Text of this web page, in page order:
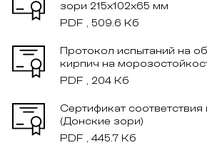
зори 215x102x65 мм
PDF , 509.6 Кб
Протокол испытаний на
кирпич на
PDF , 204 Кб
Сертификат
(Донские зори)
PDF , 445.7 Кб